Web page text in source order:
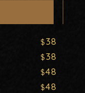
38
38
48
48